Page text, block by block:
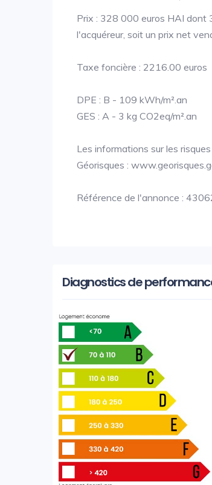
Prix : 328 000 euros HAI dont
l'acquéreur, soit un prix net
Taxe foncière : 2216.00 euros
DPE : B - 109 kWh/m².an
GES : A - 3 kg CO2eq/m².an
Les informations sur les
Géorisques :
Référence de l'annonce :
Diagnostics de